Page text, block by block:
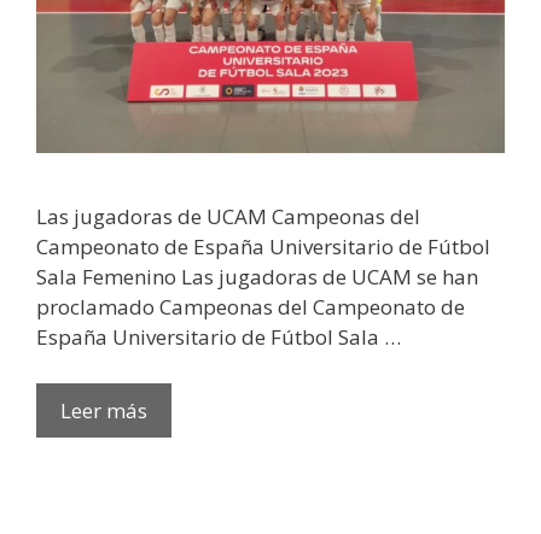
Las jugadoras de UCAM Campeonas del
Campeonato de España Universitario de Fútbol
Sala Femenino Las jugadoras de UCAM se han
proclamado Campeonas del Campeonato de
España Universitario de Fútbol Sala …
Leer más